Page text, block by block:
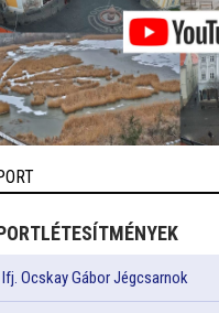
Ifj. Ocskay Gábor Jégcsarnok